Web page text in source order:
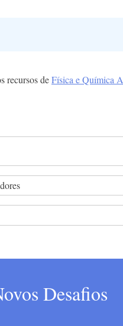
recursos deFísica e Química A
Desafios